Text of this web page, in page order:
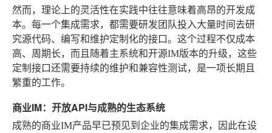
然而，理论上的灵活性在实践中往往意味着高昂的开发成
本。每一个集成需求，都需要研发团队投入大量时间去研
究源代码、编写和维护定制化的接口。这个过程不仅成本
高、周期长，而且随着主系统和开源IM版本的升级，这些
定制接口还需要持续的维护和兼容性测试，是一项长期且
繁重的工作。
商业IM：开放API与成熟的生态系统
成熟的商业IM产品早已预见到企业的集成需求，因此在设